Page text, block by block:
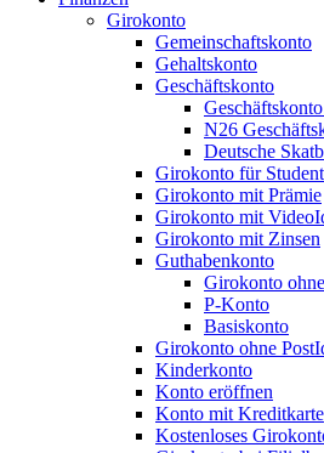
Girokonto
Gemeinschaftskonto
Gehaltskonto
Geschäftskonto
N26
Deutsche
Girokonto für
Girokonto mit Prämie
Girokonto mit
Girokonto mit Zinsen
Guthabenkonto
Girokonto
P-Konto
Basiskonto
Girokonto ohne
Kinderkonto
Konto eröffnen
Konto mit Kreditkarte
Kostenloses